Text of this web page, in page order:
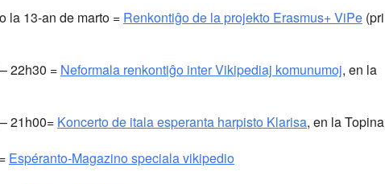
la 13-an de marto = Renkontiĝo de la projekto Erasmus+ ViPe (pri
22h30 = Neformala renkontiĝo inter Vikipediaj komunumoj, en la
21h00= Koncerto de itala esperanta harpisto Klarisa, en la Topina
Espéranto-Magazino speciala vikipedio